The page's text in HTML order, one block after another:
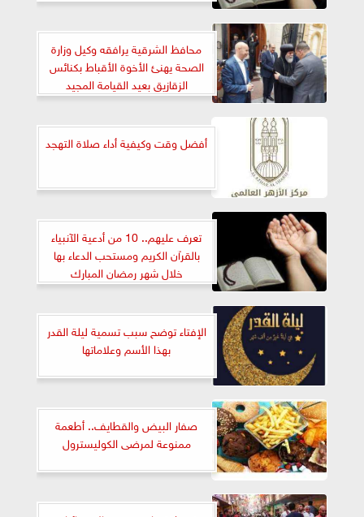
يا أرْحَمَ الرّاحِمينَ
محافظ الشرقية يرافقه وكيل وزارة
الصحة يهنئ الأخوة الأقباط بكنائس
الزقازيق بعيد القيامة المجيد
أفضل وقت وكيفية أداء صلاة التهجد
تعرف عليهم.. 10 من أدعية الآنبياء
بالقرآن الكريم ومستحب الدعاء بها
خلال شهر رمضان المبارك
الإفتاء توضح سبب تسمية ليلة القدر
بهذا الأسم وعلاماتها
صفار البيض والقطايف.. أطعمة
ممنوعة لمرضى الكوليسترول